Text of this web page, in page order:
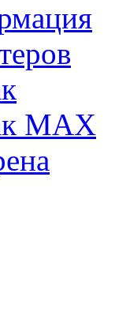
МАХ